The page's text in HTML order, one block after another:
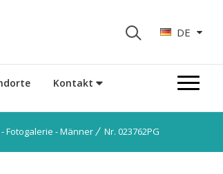
DE
Kontakt
Fotogalerie - Männer Nr. 023762PG